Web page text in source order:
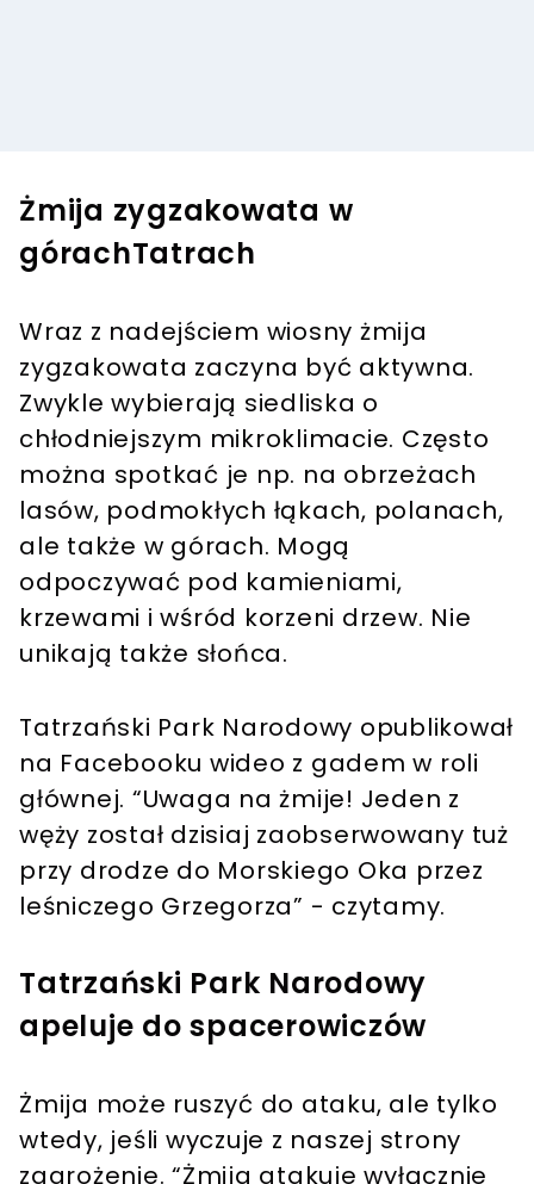
Żmija zygzakowata w
górachTatrach
Wraz z nadejściem wiosny żmija
zygzakowata zaczyna być aktywna.
Zwykle wybierają siedliska o
chłodniejszym mikroklimacie. Często
można spotkać je np. na obrzeżach
lasów, podmokłych łąkach, polanach,
ale także w górach. Mogą
odpoczywać pod kamieniami,
krzewami i wśród korzeni drzew. Nie
unikają także słońca.
Tatrzański Park Narodowy opublikował
na Facebooku wideo z gadem w roli
głównej. “Uwaga na żmije! Jeden z
węży został dzisiaj zaobserwowany tuż
przy drodze do Morskiego Oka przez
leśniczego Grzegorza” - czytamy.
Tatrzański Park Narodowy
apeluje do spacerowiczów
Żmija może ruszyć do ataku, ale tylko
wtedy, jeśli wyczuje z naszej strony
zagrożenie. “Żmija atakuje wyłącznie